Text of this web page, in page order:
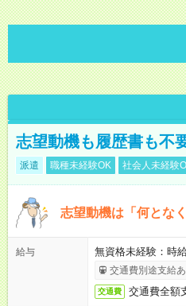
志望動機も履歴書も不
派遣 職種未経験OK 社会人未経験
志望動機は「何とな
給与 無資格未経験：
交通費別途支給あ
交通費 交通費全額